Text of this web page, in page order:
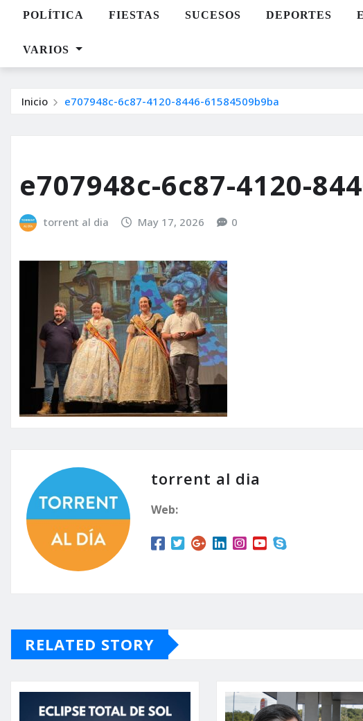
POLÍTICA FIESTAS SUCESOS DEPORTES
VARIOS
Inicio e707948c-6c87-4120-8446-61584509b9ba
e707948c-6c87-4120-
torrent al dia May 17, 2026 0
torrent al dia
Web:
RELATED STORY